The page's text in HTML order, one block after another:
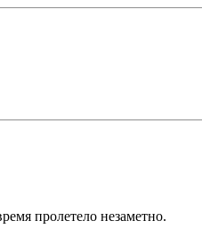
пролетело незаметно.